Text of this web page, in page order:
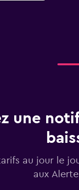
une
au jour le
aux